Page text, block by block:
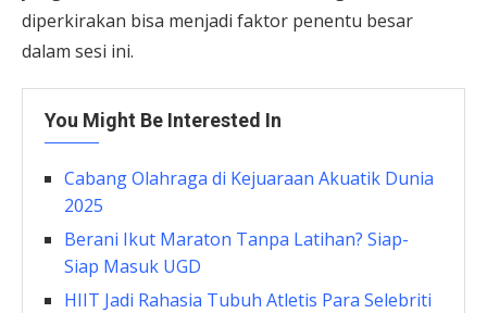
diperkirakan bisa menjadi faktor penentu besar
dalam sesi ini.
You Might Be Interested In
Cabang Olahraga di Kejuaraan Akuatik Dunia
2025
Berani Ikut Maraton Tanpa Latihan? Siap-
Siap Masuk UGD
HIIT Jadi Rahasia Tubuh Atletis Para Selebriti